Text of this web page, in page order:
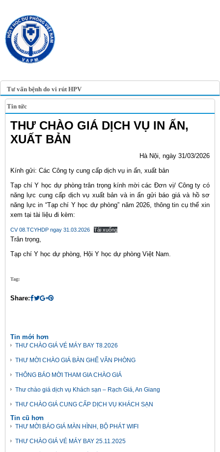
Tư vấn bệnh do vi rút HPV
Tin tức
THƯ CHÀO GIÁ DỊCH VỤ IN ẤN,
XUẤT BẢN
Hà Nội, ngày 31/03/2026
Kính gửi: Các Công ty cung cấp dịch vụ in ấn, xuất bản
Tạp chí Y học dự phòng trân trọng kính mời các Đơn vị/ Công ty có
năng lực cung cấp dịch vụ xuất bản và in ấn gửi báo giá và hồ sơ
năng lực in “Tạp chí Y học dự phòng” năm 2026, thông tin cụ thể xin
xem tại tài liệu đi kèm:
CV 08.TCYHDP ngay 31.03.2026 Tải xuống
Trân trọng,
Tạp chí Y học dự phòng, Hội Y học dự phòng Việt Nam.
Tag:
Share:
Tin mới hơn
THƯ CHÀO GIÁ VÉ MÁY BAY T8.2026
THƯ MỜI CHÀO GIÁ BÀN GHẾ VĂN PHÒNG
THÔNG BÁO MỜI THAM GIA CHÀO GIÁ
Thư chào giá dịch vụ Khách sạn – Rạch Giá, An Giang
THƯ CHÀO GIÁ CUNG CẤP DỊCH VỤ KHÁCH SẠN
Tin cũ hơn
THƯ MỜI BÁO GIÁ MÀN HÌNH, BỘ PHÁT WIFI
THƯ CHÀO GIÁ VÉ MÁY BAY 25.11.2025